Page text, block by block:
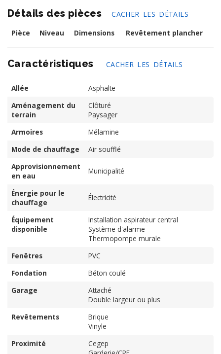
Détails des pièces
CACHER LES DÉTAILS
Pièce
Niveau Dimensions Revêtement plancher
Caractéristiques CACHER LES DÉTAILS
Allée
Asphalte
Aménagement du
terrain
Clôturé
Paysager
Armoires
Mélamine
Mode de chauffage
Air soufflé
Approvisionnement
en eau
Municipalité
Énergie pour le
chauffage
Électricité
Équipement
disponible
Installation aspirateur central
Système d'alarme
Thermopompe murale
Fenêtres
PVC
Fondation
Béton coulé
Garage
Attaché
Double largeur ou plus
Revêtements
Brique
Vinyle
Proximité
Cegep